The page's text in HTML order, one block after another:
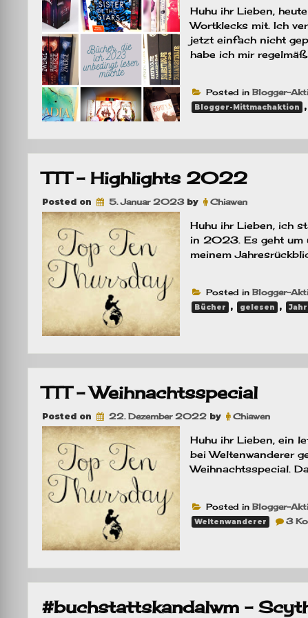
Huhu ihr Lieben,
Wortklecks mit. Ich
jetzt einfach nicht
habe ich mir
Posted in Blogger-
Blogger-Mittmachaktion ,
TTT – Highlights 2022
Posted on 5. Januar 2023by Chiawen
Huhu ihr Lieben, ich
in 2023. Es geht um
meinem
Posted in Blogger-
Bücher , gelesen ,
TTT – Weihnachtsspecial
Posted on 22. Dezember 2022 by Chiawen
Huhu ihr Lieben, ein
bei Weltenwanderer
Weihnachtsspecial.
Posted in Blogger-
Weltenwanderer 3
#buchstattskandalwm –